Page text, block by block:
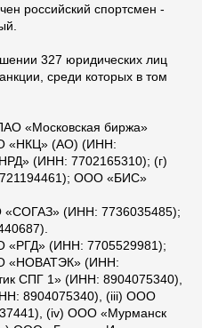
российский спортсмен -
327 юридических лиц
среди которых в том
«Московская биржа»
«НКЦ» (АО) (ИНН:
(ИНН: 7702165310); (г)
ООО «БИС»
«СОГАЗ» (ИНН: 7736035485);
«РГД» (ИНН: 7705529981);
«НОВАТЭК» (ИНН:
СПГ 1» (ИНН: 8904075340),
8904075340), (iii) ООО
(iv) ООО «Мурманск